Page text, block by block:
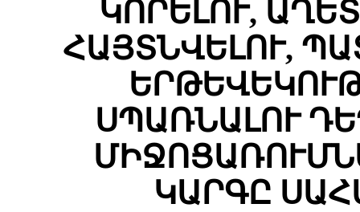
ԿՈՐԵԼՈՒ,
ՀԱՅՏՆՎԵԼՈՒ,
ՍՊԱՌՆԱԼՈՒ
ԿԱՐԳԸ